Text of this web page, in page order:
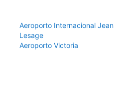
Aeroporto Internacional Jean
Lesage
Aeroporto Victoria